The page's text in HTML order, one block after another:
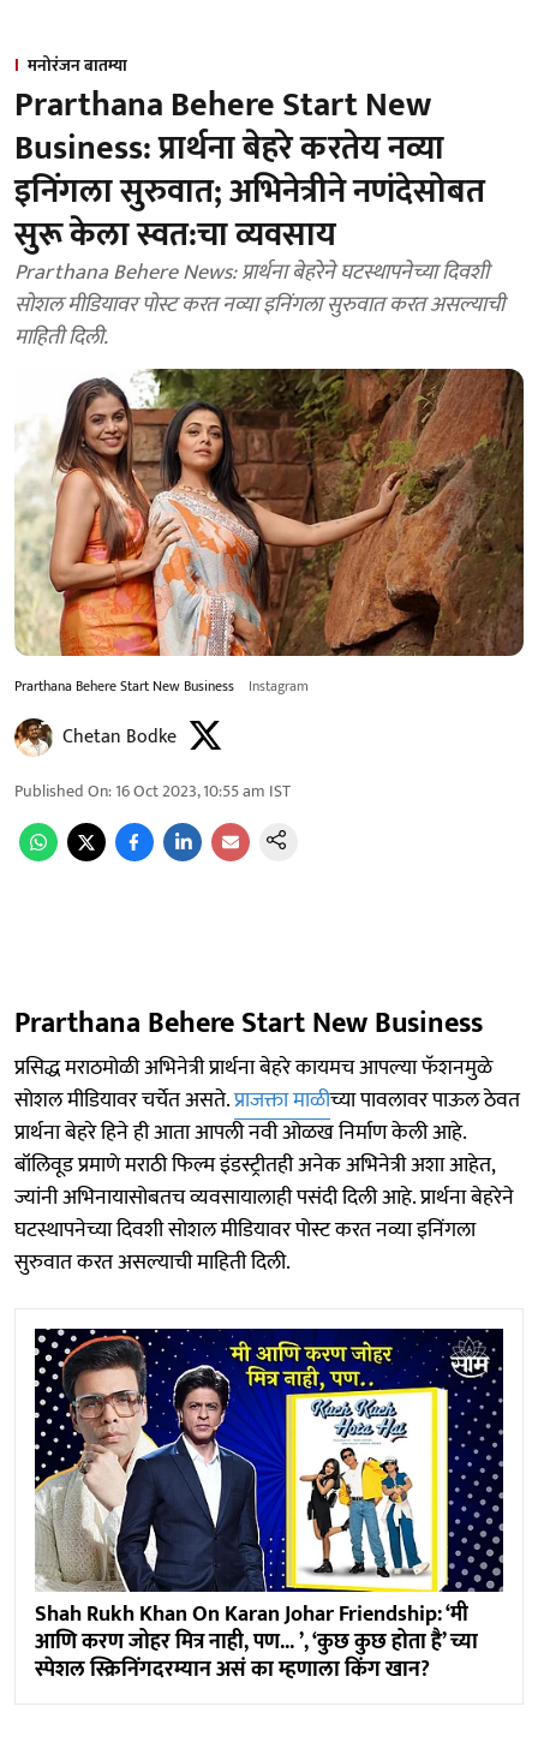
मनोरंजन बातम्या
Prarthana Behere Start New
Business: प्रार्थना बेहरे करतेय नव्या
इनिंगला सुरुवात; अभिनेत्रीने नणंदेसोबत
सुरू केला स्वत:चा व्यवसाय
Prarthana Behere News: प्रार्थना बेहरेने घटस्थापनेच्या दिवशी
सोशल मीडियावर पोस्ट करत नव्या इनिंगला सुरुवात करत असल्याची
माहिती दिली.
Prarthana Behere Start New Business Instagram
Chetan Bodke
Published On:16 Oct 2023, 10:55 am IST
Prarthana Behere Start New Business
प्रसिद्ध मराठमोळी अभिनेत्री प्रार्थना बेहरे कायमच आपल्या फॅशनमुळे
सोशल मीडियावर चर्चेत असते.प्राजक्ता माळीच्या पावलावर पाऊल ठेवत
प्रार्थना बेहरे हिने ही आता आपली नवी ओळख निर्माण केली आहे.
बॉलिवूड प्रमाणे मराठी फिल्म इंडस्ट्रीतही अनेक अभिनेत्री अशा आहेत,
ज्यांनी अभिनायासोबतच व्यवसायालाही पसंदी दिली आहे. प्रार्थना बेहरेने
घटस्थापनेच्या दिवशी सोशल मीडियावर पोस्ट करत नव्या इनिंगला
सुरुवात करत असल्याची माहिती दिली.
Shah Rukh Khan On Karan Johar Friendship: ‘मी
आणि करण जोहर मित्र नाही, पण... ’, ‘कुछ कुछ होता है’ च्या
स्पेशल स्क्रिनिंगदरम्यान असं का म्हणाला किंग खान?